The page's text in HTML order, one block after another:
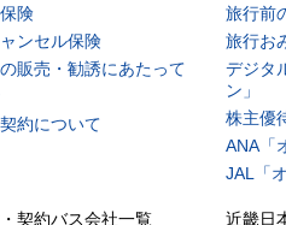
険
ンセル保険
販売・勧誘にあたって
約について
旅行前
旅行お
デジタ
ン」
株主優
ANA「
JAL「
契約バス会社一覧
近畿日